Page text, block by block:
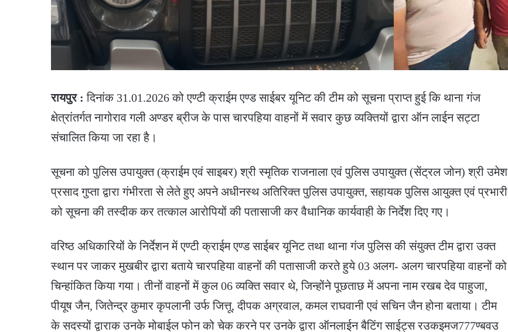
रायपुर : दिनांक 31.01.2026 को एण्टी क्राईम एण्ड साईबर यूनिट की टीम को सूचना प्राप्त हुई कि थाना गंज
क्षेत्रांतर्गत नागोराव गली अण्डर ब्रीज के पास चारपहिया वाहनों में सवार कुछ व्यक्तियों द्वारा ऑन लाईन सट्टा
संचालित किया जा रहा है।
सूचना को पुलिस उपायुक्त (क्राईम एवं साइबर) श्री स्मृतिक राजनाला एवं पुलिस उपायुक्त (सेंट्रल जोन) श्री उमेश
प्रसाद गुप्ता द्वारा गंभीरता से लेते हुए अपने अधीनस्थ अतिरिक्त पुलिस उपायुक्त, सहायक पुलिस आयुक्त एवं प्रभारी
को सूचना की तस्दीक कर तत्काल आरोपियों की पतासाजी कर वैधानिक कार्यवाही के निर्देश दिए गए।
वरिष्ठ अधिकारियों के निर्देशन में एण्टी क्राईम एण्ड साईबर यूनिट तथा थाना गंज पुलिस की संयुक्त टीम द्वारा उक्त
स्थान पर जाकर मुखबीर द्वारा बताये चारपहिया वाहनों की पतासाजी करते हुये 03 अलग- अलग चारपहिया वाहनों को
चिन्हांकित किया गया। तीनों वाहनों में कुल 06 व्यक्ति सवार थे, जिन्होंने पूछताछ में अपना नाम रखब देव पाहुजा,
पीयूष जैन, जितेन्द्र कुमार कृपलानी उर्फ जित्तू, दीपक अग्रवाल, कमल राघवानी एवं सचिन जैन होना बताया। टीम
के सदस्यों द्वाराक उनके मोबाईल फोन को चेक करने पर उनके द्वारा ऑनलाईन बैटिंग साईट्स रउकइमज777ण्बवउ